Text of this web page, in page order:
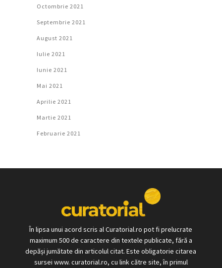
Octombrie 2021
Septembrie 2021
August 2021
Iulie 2021
Iunie 2021
Mai 2021
Aprilie 2021
Martie 2021
Februarie 2021
În lipsa unui acord scris al Curatorial.ro pot fi prelucrate
maximum 500 de caractere din textele publicate, fără a
depăși jumătate din articolul citat. Este obligatorie citarea
sursei www. curatorial.ro, cu link către site, în primul